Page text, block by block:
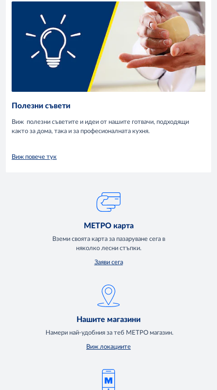
Полезни съвети
Виж полезни съветите и идеи от нашите готвачи, подходящи
както за дома, така и за професионалната кухня.
Виж повече тук
МЕТРО карта
Вземи своята карта за пазаруване сега в
няколко лесни стъпки.
Заяви сега
Нашите магазини
Намери най-удобния за теб МЕТРО магазин.
Виж локациите